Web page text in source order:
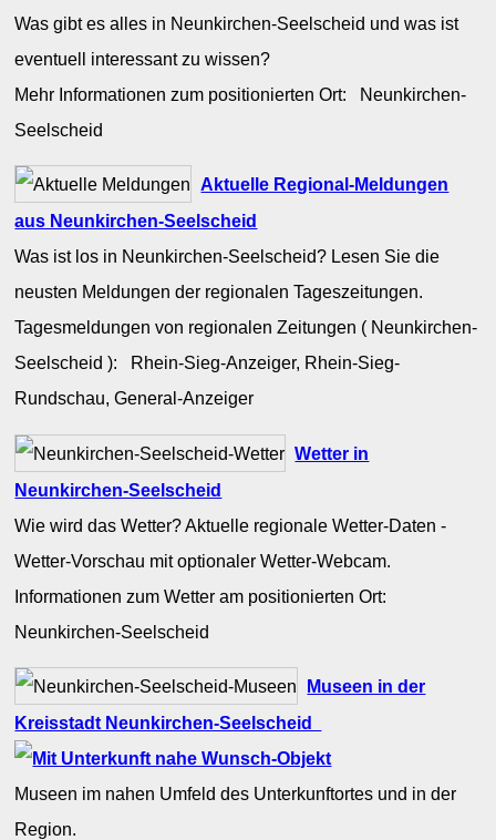
Was gibt es alles in Neunkirchen-Seelscheid und was ist
eventuell interessant zu wissen?
Mehr Informationen zum positionierten Ort: Neunkirchen-
Seelscheid
Aktuelle Regional-Meldungen
aus Neunkirchen-Seelscheid
Was ist los in Neunkirchen-Seelscheid? Lesen Sie die
neusten Meldungen der regionalen Tageszeitungen.
Tagesmeldungen von regionalen Zeitungen ( Neunkirchen-
Seelscheid ): Rhein-Sieg-Anzeiger, Rhein-Sieg-
Rundschau, General-Anzeiger
Wetter in
Neunkirchen-Seelscheid
Wie wird das Wetter? Aktuelle regionale Wetter-Daten -
Wetter-Vorschau mit optionaler Wetter-Webcam.
Informationen zum Wetter am positionierten Ort:
Neunkirchen-Seelscheid
Museen in der
Kreisstadt Neunkirchen-Seelscheid
Museen im nahen Umfeld des Unterkunftortes und in der
Region.